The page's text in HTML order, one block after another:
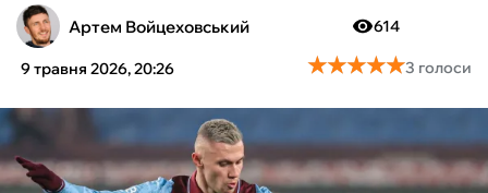
ТЕНІС
КІБЕРСПОРТ
ЧС-2026
Артем Войцеховський
9 травня 2026, 20:26
614
★★★★★
★★★★★3 голоси